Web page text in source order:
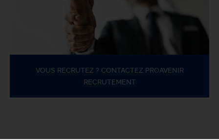
VOUS RECRUTEZ ? CONTACTEZ PROAVENIR
RECRUTEMENT